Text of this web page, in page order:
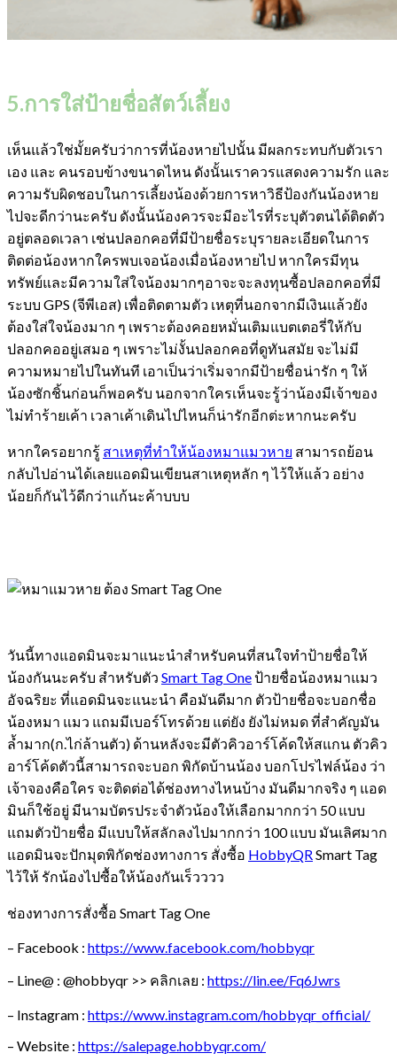
5.การใส่ป้ายชื่อสัตว์เลี้ยง
เห็นแล้วใช่มั้ยครับว่าการที่น้องหายไปนั้น มีผลกระทบกับตัวเรา
เอง และ คนรอบข้างขนาดไหน ดังนั้นเราควรแสดงความรัก และ
ความรับผิดชอบในการเลี้ยงน้องด้วยการหาวิธีป้องกันน้องหาย
ไปจะดีกว่านะครับ ดังนั้นน้องควรจะมีอะไรที่ระบุตัวตนได้ติดตัว
อยู่ตลอดเวลา เช่นปลอกคอที่มีป้ายชื่อระบุรายละเอียดในการ
ติดต่อน้องหากใครพบเจอน้องเมื่อน้องหายไป หากใครมีทุน
ทรัพย์และมีความใส่ใจน้องมากๆอาจะจะลงทุนซื้อปลอกคอที่มี
ระบบ GPS (จีพีเอส) เพื่อติดตามตัว เหตุที่นอกจากมีเงินแล้วยัง
ต้องใส่ใจน้องมาก ๆ เพราะต้องคอยหมั่นเติมแบตเตอรี่ให้กับ
ปลอกคออยู่เสมอ ๆ เพราะไม่งั้นปลอกคอที่ดูทันสมัย จะไม่มี
ความหมายไปในทันที เอาเป็นว่าเริ่มจากมีป้ายชื่อน่ารัก ๆ ให้
น้องซักชิ้นก่อนก็พอครับ นอกจากใครเห็นจะรู้ว่าน้องมีเจ้าของ
ไม่ทำร้ายเค้า เวลาเค้าเดินไปไหนก็น่ารักอีกต่ะหากนะครับ
หากใครอยากรู้ สาเหตุที่ทำให้น้องหมาแมวหาย สามารถย้อน
กลับไปอ่านได้เลยแอดมินเขียนสาเหตุหลัก ๆ ไว้ให้แล้ว อย่าง
น้อยก็กันไว้ดีกว่าแก้นะค้าบบบ
วันนี้ทางแอดมินจะมาแนะนำสำหรับคนที่สนใจทำป้ายชื่อให้
น้องกันนะครับ สำหรับตัว Smart Tag Oneป้ายชื่อน้องหมาแมว
อัจฉริยะ ที่แอดมินจะแนะนำ คือมันดีมาก ตัวป้ายชื่อจะบอกชื่อ
น้องหมา แมว แถมมีเบอร์โทรด้วย แต่ยัง ยังไม่หมด ที่สำคัญมัน
ล้ำมาก(ก.ไก่ล้านตัว) ด้านหลังจะมีตัวคิวอาร์โค้ดให้สแกน ตัวคิว
อาร์โค้ดตัวนี้สามารถจะบอก พิกัดบ้านน้อง บอกโปรไฟล์น้อง ว่า
เจ้าจองคือใคร จะติดต่อได้ช่องทางไหนบ้าง มันดีมากจริง ๆ แอด
มินก็ใช้อยู่ มีนามบัตรประจำตัวน้องให้เลือกมากกว่า 50 แบบ
แถมตัวป้ายชื่อ มีแบบให้สลักลงไปมากกว่า 100 แบบ มันเลิศมาก
แอดมินจะปักมุดพิกัดช่องทางการ สั่งซื้อ HobbyQR Smart Tag
ไว้ให้ รักน้องไปซื้อให้น้องกันเร็วววว
ช่องทางการสั่งซื้อ Smart Tag One
– Facebook : https://www.facebook.com/hobbyqr
– Line@ : @hobbyqr >> คลิกเลย : https://lin.ee/Fq6Jwrs
– Instagram : https://www.instagram.com/hobbyqr_official/
– Website : https://salepage.hobbyqr.com/